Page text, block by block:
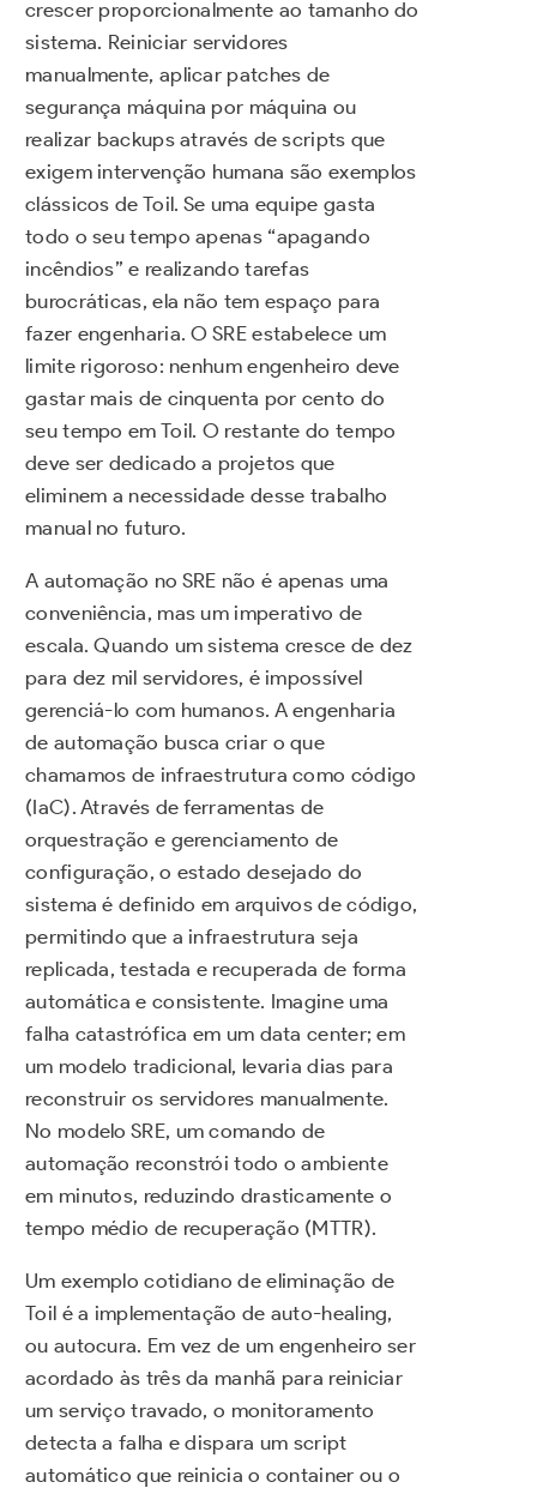
crescer proporcionalmente ao tamanho do
sistema. Reiniciar servidores
manualmente, aplicar patches de
segurança máquina por máquina ou
realizar backups através de scripts que
exigem intervenção humana são exemplos
clássicos de Toil. Se uma equipe gasta
todo o seu tempo apenas “apagando
incêndios” e realizando tarefas
burocráticas, ela não tem espaço para
fazer engenharia. O SRE estabelece um
limite rigoroso: nenhum engenheiro deve
gastar mais de cinquenta por cento do
seu tempo em Toil. O restante do tempo
deve ser dedicado a projetos que
eliminem a necessidade desse trabalho
manual no futuro.
A automação no SRE não é apenas uma
conveniência, mas um imperativo de
escala. Quando um sistema cresce de dez
para dez mil servidores, é impossível
gerenciá-lo com humanos. A engenharia
de automação busca criar o que
chamamos de infraestrutura como código
(IaC). Através de ferramentas de
orquestração e gerenciamento de
configuração, o estado desejado do
sistema é definido em arquivos de código,
permitindo que a infraestrutura seja
replicada, testada e recuperada de forma
automática e consistente. Imagine uma
falha catastrófica em um data center; em
um modelo tradicional, levaria dias para
reconstruir os servidores manualmente.
No modelo SRE, um comando de
automação reconstrói todo o ambiente
em minutos, reduzindo drasticamente o
tempo médio de recuperação (MTTR).
Um exemplo cotidiano de eliminação de
Toil é a implementação de auto-healing,
ou autocura. Em vez de um engenheiro ser
acordado às três da manhã para reiniciar
um serviço travado, o monitoramento
detecta a falha e dispara um script
automático que reinicia o container ou o